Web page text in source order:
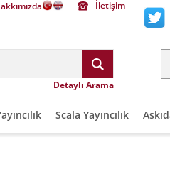
İletişim
Detaylı Arama
Scala Yayıncılık